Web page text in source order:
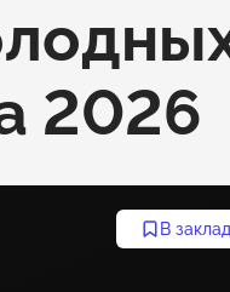
2026
В